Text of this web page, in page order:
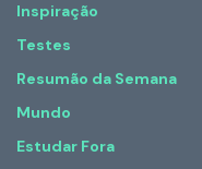
Inspiração
Testes
Resumão da Semana
Mundo
Estudar Fora